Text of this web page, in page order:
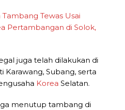
Tambang Tewas Usai
Pertambangan di Solok,
juga telah dilakukan di
Karawang, Subang, serta
Korea Selatan.
menutup tambang di